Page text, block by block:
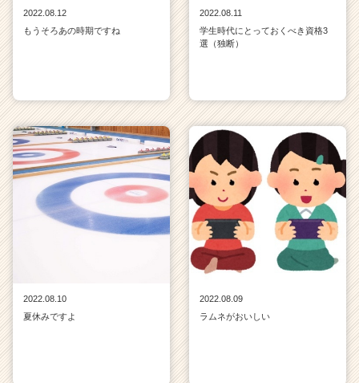
2022.08.12
もうそろあの時期ですね
2022.08.11
学生時代にとっておくべき資格3
選（独断）
2022.08.10
夏休みですよ
2022.08.09
ラムネがおいしい